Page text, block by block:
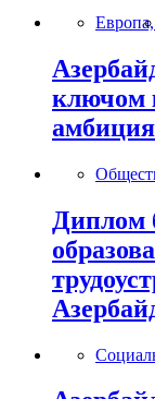
Европа,
ключом
Диплом